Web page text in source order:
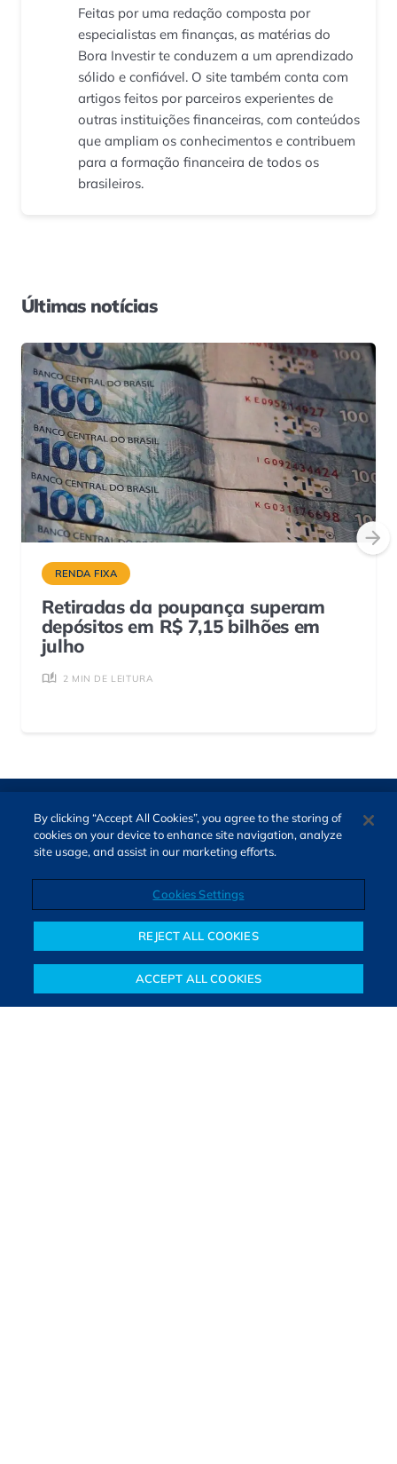
Notícias Colunistas Objetivos financeiros Investimentos Mais
Feitas por uma redação composta por
especialistas em finanças, as matérias do
Bora Investir te conduzem a um aprendizado
sólido e confiável. O site também conta com
artigos feitos por parceiros experientes de
outras instituições financeiras, com conteúdos
que ampliam os conhecimentos e contribuem
para a formação financeira de todos os
brasileiros.
Últimas notícias
RENDA FIXA
Retiradas da poupança superam
depósitos em R$ 7,15 bilhões em
julho
2 MIN DE LEITURA
O Bora Investir, site de notícias e educação financeira da B3,
oferece notícias e conteúdos especializados sobre o mercado
composta por especialistas, o site proporciona aprendizado
sólido e confiável, além de artigos de parceiros que ampliam
By clicking “Accept All Cookies”, you agree to the storing of
cookies on your device to enhance site navigation, analyze
site usage, and assist in our marketing efforts.
Cookies Settings
REJECT ALL COOKIES
ACCEPT ALL COOKIES